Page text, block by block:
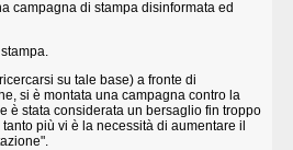
campagna di stampa disinformata ed
su tale base) a fronte di
si è montata una campagna contro la
è stata considerata un bersaglio fin troppo
più vi è la necessità di aumentare il